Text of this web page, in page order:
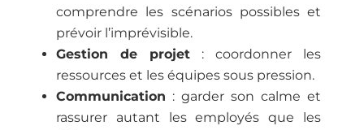
comprendre les scénarios possibles et
prévoir l’imprévisible.
Gestion de projet: coordonner les
ressources et les équipes sous pression.
Communication : garder son calme et
rassurer autant les employés que les